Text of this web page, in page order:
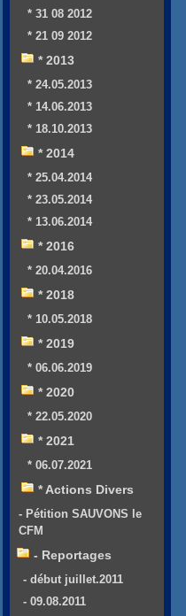
* 31 08 2012
* 21 09 2012
* 2013
* 24.05.2013
* 14.06.2013
* 18.10.2013
* 2014
* 25.04.2014
* 23.05.2014
* 13.06.2014
* 2016
* 20.04.2016
* 2018
* 10.05.2018
* 2019
* 06.06.2019
* 2020
* 22.05.2020
* 2021
* 06.07.2021
* Actions Divers
- Pétition SAUVONS le
CFM
- Reportages
- début juillet.2011
- 09.08.2011